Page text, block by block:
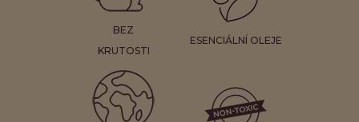
BEZ
KRUTOSTI
ESENCIÁLNÍ OLEJE